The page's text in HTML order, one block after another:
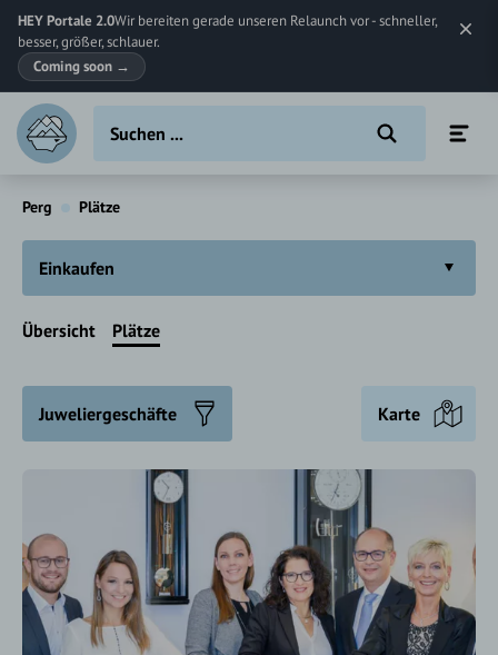
HEY Portale 2.0Wir bereiten gerade unseren Relaunch vor - schneller,
besser, größer, schlauer.
Coming soon →
Perg Plätze
Einkaufen
Übersicht Plätze
Juweliergeschäfte Karte